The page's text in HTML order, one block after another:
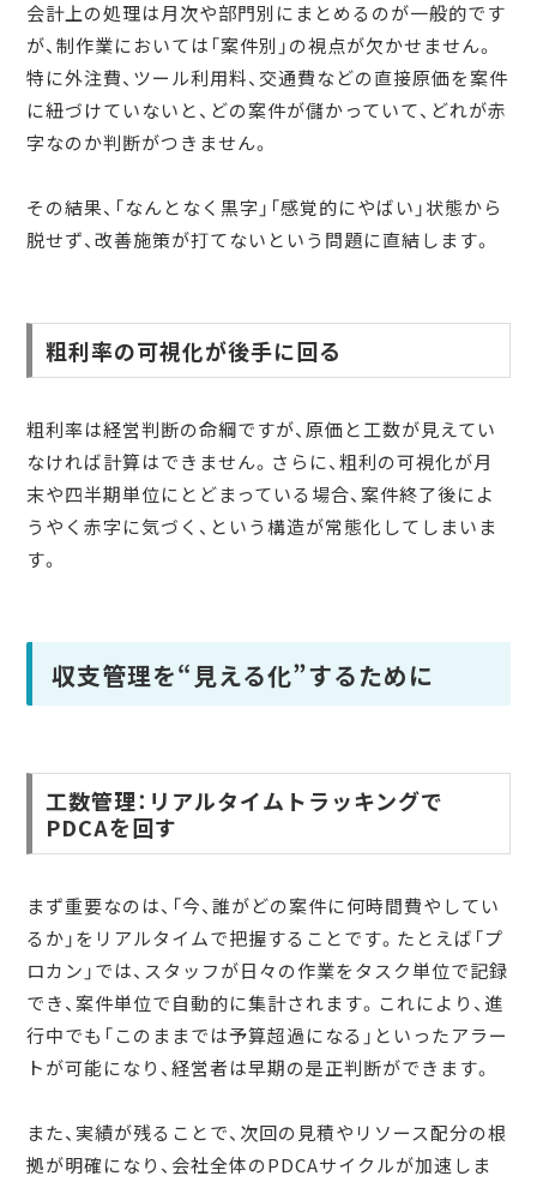
会計上の処理は月次や部門別にまとめるのが一般的です
が、制作業においては「案件別」の視点が欠かせません。
特に外注費、ツール利用料、交通費などの直接原価を案件
に紐づけていないと、どの案件が儲かっていて、どれが赤
字なのか判断がつきません。
その結果、「なんとなく黒字」「感覚的にやばい」状態から
脱せず、改善施策が打てないという問題に直結します。
粗利率の可視化が後手に回る
粗利率は経営判断の命綱ですが、原価と工数が見えてい
なければ計算はできません。さらに、粗利の可視化が月
末や四半期単位にとどまっている場合、案件終了後によ
うやく赤字に気づく、という構造が常態化してしまいま
す。
収支管理を“見える化”するために
工数管理：リアルタイムトラッキングで
PDCAを回す
まず重要なのは、「今、誰がどの案件に何時間費やしてい
るか」をリアルタイムで把握することです。たとえば「プ
ロカン」では、スタッフが日々の作業をタスク単位で記録
でき、案件単位で自動的に集計されます。これにより、進
行中でも「このままでは予算超過になる」といったアラー
トが可能になり、経営者は早期の是正判断ができます。
また、実績が残ることで、次回の見積やリソース配分の根
拠が明確になり、会社全体のPDCAサイクルが加速しま